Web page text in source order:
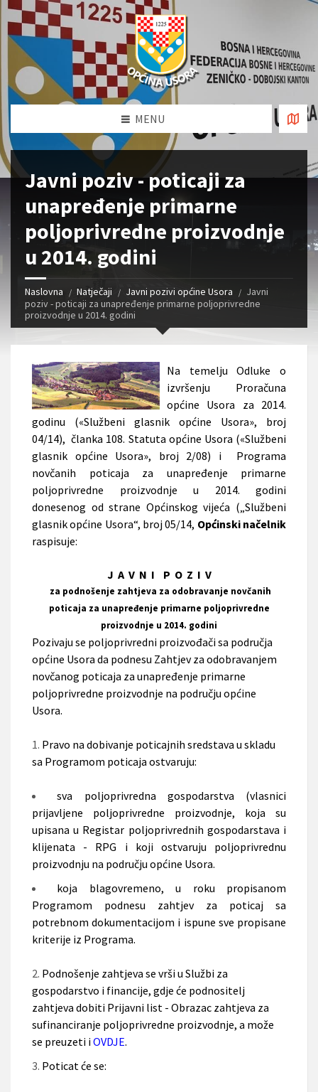
MENU
Javni poziv - poticaji za
unapređenje primarne
poljoprivredne proizvodnje
u 2014. godini
Naslovna Natječaji Javni pozivi općine Usora
Javni
poziv - poticaji za unapređenje primarne poljoprivredne
proizvodnje u 2014. godini
Na temelju Odluke o
izvršenju Proračuna
općine Usora za 2014.
godinu («Službeni glasnik općine Usora», broj
04/14), članka 108. Statuta općine Usora («Službeni
glasnik općine Usora», broj 2/08) i Programa
novčanih poticaja za unapređenje primarne
poljoprivredne proizvodnje u 2014. godini
donesenog od strane Općinskog vijeća („Službeni
glasnik općine Usora“, broj 05/14, Općinski načelnik
raspisuje:
J A V N I P O Z I V
za podnošenje zahtjeva za odobravanje novčanih
poticaja za unapređenje primarne poljoprivredne
proizvodnje u 2014. godini
Pozivaju se poljoprivredni proizvođači sa područja
općine Usora da podnesu Zahtjev za odobravanjem
novčanog poticaja za unapređenje primarne
poljoprivredne proizvodnje na području općine
Usora.
Pravo na dobivanje poticajnih sredstava u skladu
sa Programom poticaja ostvaruju:
sva poljoprivredna gospodarstva (vlasnici
prijavljene poljoprivredne proizvodnje, koja su
upisana u Registar poljoprivrednih gospodarstava i
klijenata - RPG i koji ostvaruju poljoprivrednu
proizvodnju na području općine Usora.
koja blagovremeno, u roku propisanom
Programom podnesu zahtjev za poticaj sa
potrebnom dokumentacijom i ispune sve propisane
kriterije iz Programa.
Podnošenje zahtjeva se vrši u Službi za
gospodarstvo i financije, gdje će podnositelj
zahtjeva dobiti Prijavni list - Obrazac zahtjeva za
sufinanciranje poljoprivredne proizvodnje, a može
se preuzeti iOVDJE.
Poticat će se: